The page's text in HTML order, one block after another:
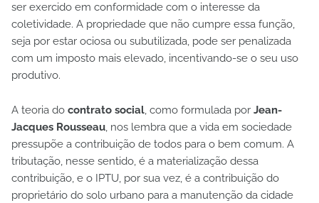
ser exercido em conformidade com o interesse da
coletividade. A propriedade que não cumpre essa função,
seja por estar ociosa ou subutilizada, pode ser penalizada
com um imposto mais elevado, incentivando-se o seu uso
produtivo.
A teoria do contrato social, como formulada por Jean-
Jacques Rousseau, nos lembra que a vida em sociedade
pressupõe a contribuição de todos para o bem comum. A
tributação, nesse sentido, é a materialização dessa
contribuição, e o IPTU, por sua vez, é a contribuição do
proprietário do solo urbano para a manutenção da cidade